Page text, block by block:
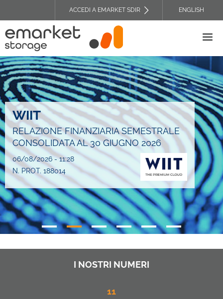
contenuto
principale
TOP
HEADER
ACCEDI A EMARKET SDIR ENGLISH
WIIT
RELAZIONE FINANZIARIA SEMESTRALE
CONSOLIDATA AL 30 GIUGNO 2026
06/08/2026 - 11:28
N. PROT. 188014
I NOSTRI NUMERI
11